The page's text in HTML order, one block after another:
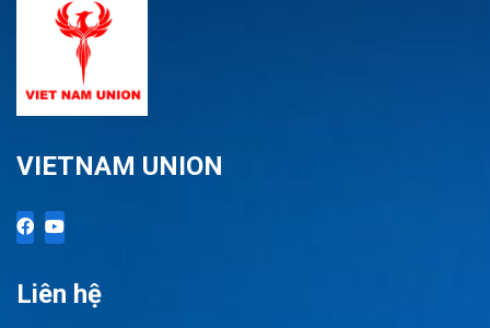
VIETNAM UNION
Liên hệ